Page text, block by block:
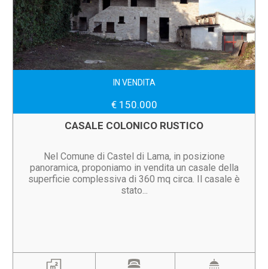
IN VENDITA
€ 150.000
CASALE COLONICO RUSTICO
Nel Comune di Castel di Lama, in posizione
panoramica, proponiamo in vendita un casale della
superficie complessiva di 360 mq circa. Il casale è
stato...